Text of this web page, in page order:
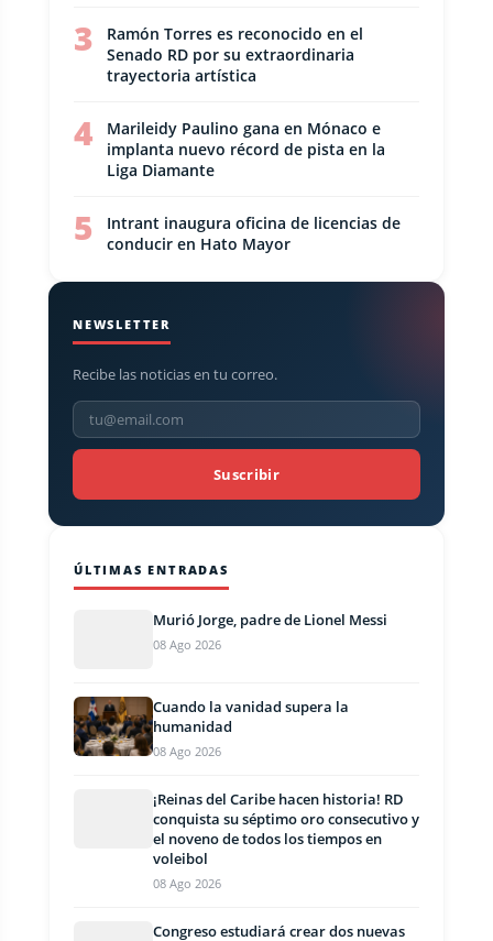
3
Ramón Torres es reconocido en el
Senado RD por su extraordinaria
trayectoria artística
4
Marileidy Paulino gana en Mónaco e
implanta nuevo récord de pista en la
Liga Diamante
5
Intrant inaugura oficina de licencias de
conducir en Hato Mayor
NEWSLETTER
Recibe las noticias en tu correo.
Suscribir
ÚLTIMAS ENTRADAS
Murió Jorge, padre de Lionel Messi
08 Ago 2026
Cuando la vanidad supera la
humanidad
08 Ago 2026
¡Reinas del Caribe hacen historia! RD
conquista su séptimo oro consecutivo y
el noveno de todos los tiempos en
voleibol
08 Ago 2026
Congreso estudiará crear dos nuevas